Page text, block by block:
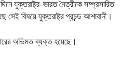
যুক্তরাষ্ট্র-ভারত মৈত্রীকে সম্প্রসারিত
সেই বিষয়ে যুক্তরাষ্ট্র প্রচন্ড আশাবাদী।
অভিমত ব্যক্ত হয়েছে।